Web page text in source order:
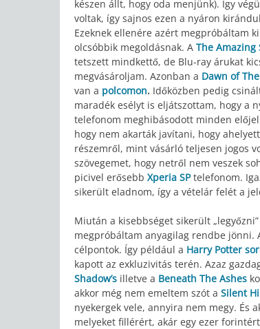
készen állt, hogy oda menjünk). Így
voltak, így sajnos ezen a nyáron
Ezeknek ellenére azért megpróbáltam
olcsóbbik megoldásnak. A The
tetszett mindkettő, de Blu-ray árukat
megvásároljam. Azonban a Dawn of
van a polcomon. Időközben pedig
maradék esélyt is eljátszottam, hogy a
telefonom meghibásodott minden
hogy nem akarták javítani, hogy
részemről, mint vásárló teljesen jogos
szövegemet, hogy netről nem veszek
picivel erősebb Xperia SPtelefonom.
sikerült eladnom, így a vételár felét a
Miután a kisebbséget sikerült
megpróbáltam anyagilag rendbe jönni.
célpontok. Így például a Harry Potter
kapott az exkluzivitás terén. Azaz
Shadow’s illetve a Beneath The Ashes
akkor még nem emeltem szót a Silent
nyekergek vele, annyira nem megy. És
melyeket fillérért, akár egy ezer